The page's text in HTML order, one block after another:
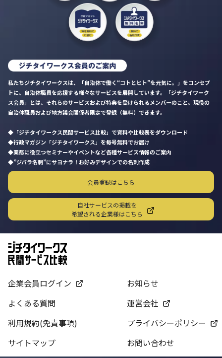
私たちジチタイワークスは、「自治体で働く“コトとヒト”を元気に。」をコンセプ
トに、自治体職員を応援する様々なサービスを展開しています。「ジチタイワーク
ス会員」とは、それらのサービスおよび特典を受けられるメンバーのこと。現役の
自治体職員および地方議会関係者限定で登録（無料）できます。
「ジチタイワークス民間サービス比較」で資料や比較表をダウンロード
行政マガジン「ジチタイワークス」を毎号無料でお届け
業務に役立つセミナーやイベントなど各種サービス情報のご案内
”ジバラ名刺”にサヨナラ！お好みデザインでの名刺作成
会員登録はこちら
自社サービスの掲載を
希望される企業様はこちら
企業会員ログイン
お知らせ
よくある質問
運営会社
利用規約(免責事項)
プライバシーポリシー
サイトマップ
お問い合わせ